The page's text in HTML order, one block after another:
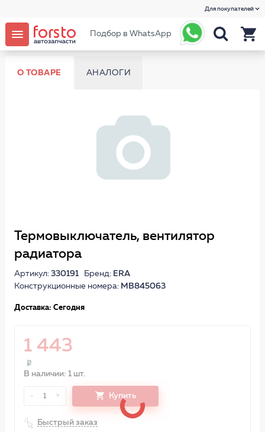
Для покупателей
Подбор в WhatsApp
О ТОВАРЕ АНАЛОГИ
Термовыключатель, вентилятор
радиатора
Артикул: 330191Бренд: ERA
Конструкционные номера: MB845063
Доставка: Сегодня
1 443
В наличии: 1 шт.
- 1 + Купить
Быстрый заказ